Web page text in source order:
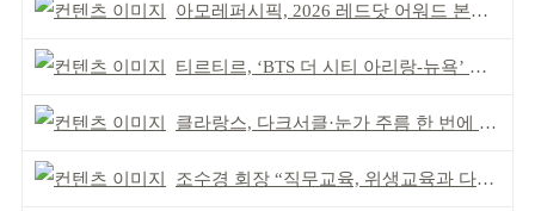
아모레퍼시픽, 2026 레드닷 어워드 본상 2개 수상
티르티르, ‘BTS 더 시티 아리랑-뉴욕’ 참여
클라랑스, 다크서클·눈가 주름 한 번에 더블 케어
조수경 회장 “직무교육, 위생교육과 다르다”